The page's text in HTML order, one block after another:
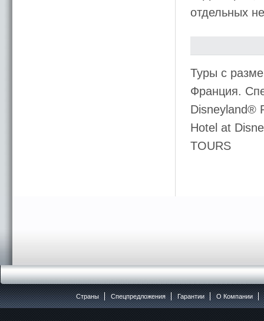
отдельных
Туры с
Франция.
Disneyland®
Hotel at
TOURS
Страны Спецпредложения Гарантии O Компании